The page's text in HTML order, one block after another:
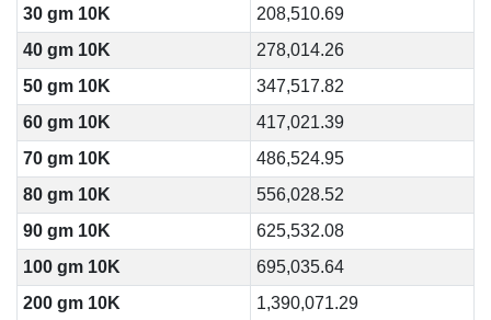
30 gm 10K
208,510.69
40 gm 10K
278,014.26
50 gm 10K
347,517.82
60 gm 10K
417,021.39
70 gm 10K
486,524.95
80 gm 10K
556,028.52
90 gm 10K
625,532.08
100 gm 10K
695,035.64
200 gm 10K
1,390,071.29